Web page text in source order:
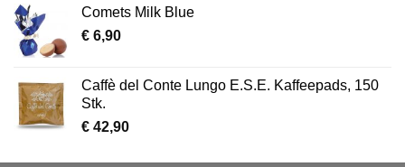
Comets Milk Blue
€ 6,90
Caffè del Conte Lungo E.S.E. Kaffeepads, 150
Stk.
€ 42,90